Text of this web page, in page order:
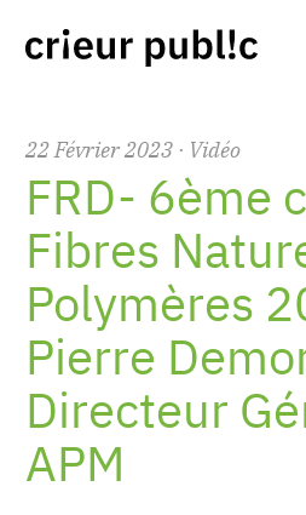
22Février2023 · Vidéo
FRD- 6ème
Fibres
Polymères
Pierre
Directeur
APM